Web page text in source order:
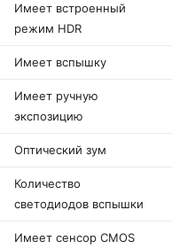
Имеет встроенный
режим HDR
Имеет вспышку
Имеет ручную
экспозицию
Оптический зум
Количество
светодиодов вспышки
Имеет сенсор CMOS